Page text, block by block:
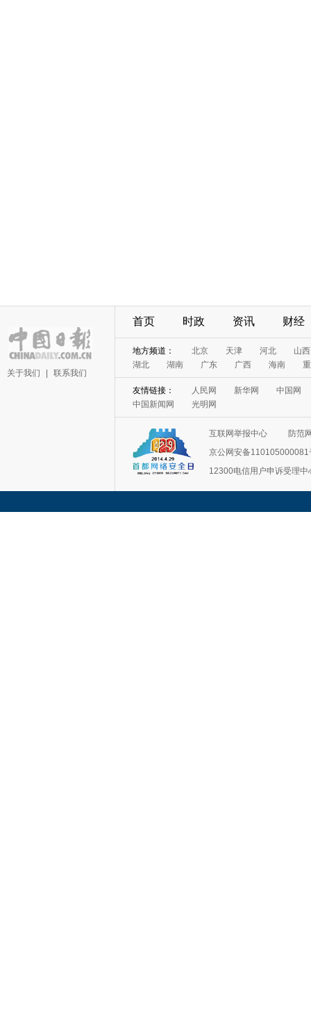
关于我们 联系我们
首页 时政 资讯 财经
地方频道： 北京 天津 河北
山西
湖北
湖南 广东 广西 海南
友情链接： 人民网 新华网
中国网
中国新闻网
光明网
互联网举报中心
防范
京公网安备110105000081
12300电信用户申诉受理中